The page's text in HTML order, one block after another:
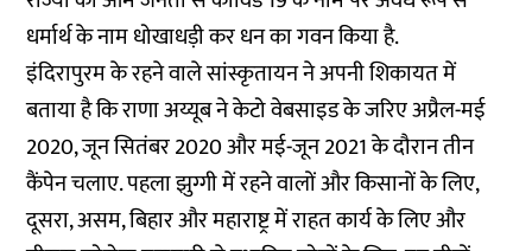
धर्मार्थ के नाम धोखाधड़ी कर धन का गवन किया है.
इंदिरापुरम के रहने वाले सांस्कृतायन ने अपनी शिकायत में
बताया है कि राणा अय्यूब ने केटो वेबसाइड के जरिए अप्रैल-मई
2020, जून सितंबर 2020 और मई-जून 2021 के दौरान तीन
कैंपेन चलाए. पहला झुग्गी में रहने वालों और किसानों के लिए,
दूसरा, असम, बिहार और महाराष्ट्र में राहत कार्य के लिए और